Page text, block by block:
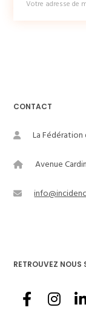
CONTACT
La
Avenue
RETROUVEZ NOUS